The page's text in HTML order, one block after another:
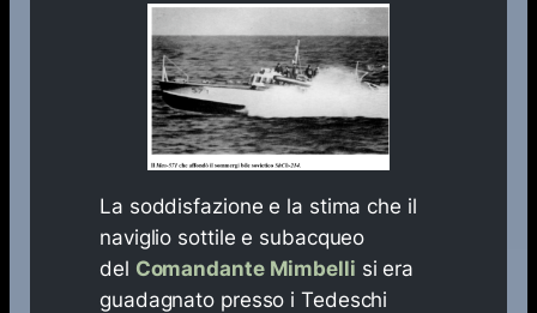
La soddisfazione e la stima che il
naviglio sottile e subacqueo
del Comandante Mimbelli si era
guadagnato presso i Tedeschi